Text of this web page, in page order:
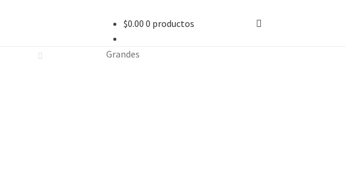
$0.00 0 productos
Grandes